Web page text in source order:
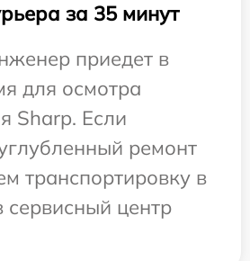
за 35 минут
приедет в
для осмотра
Sharp. Если
ремонт
транспортировку в
сервисный центр